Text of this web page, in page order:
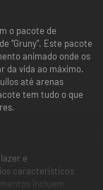
o pacote de
“Gruny”. Este pacote
animado onde os
da vida ao máximo.
até arenas
tem tudo o que
e
característicos
incluem